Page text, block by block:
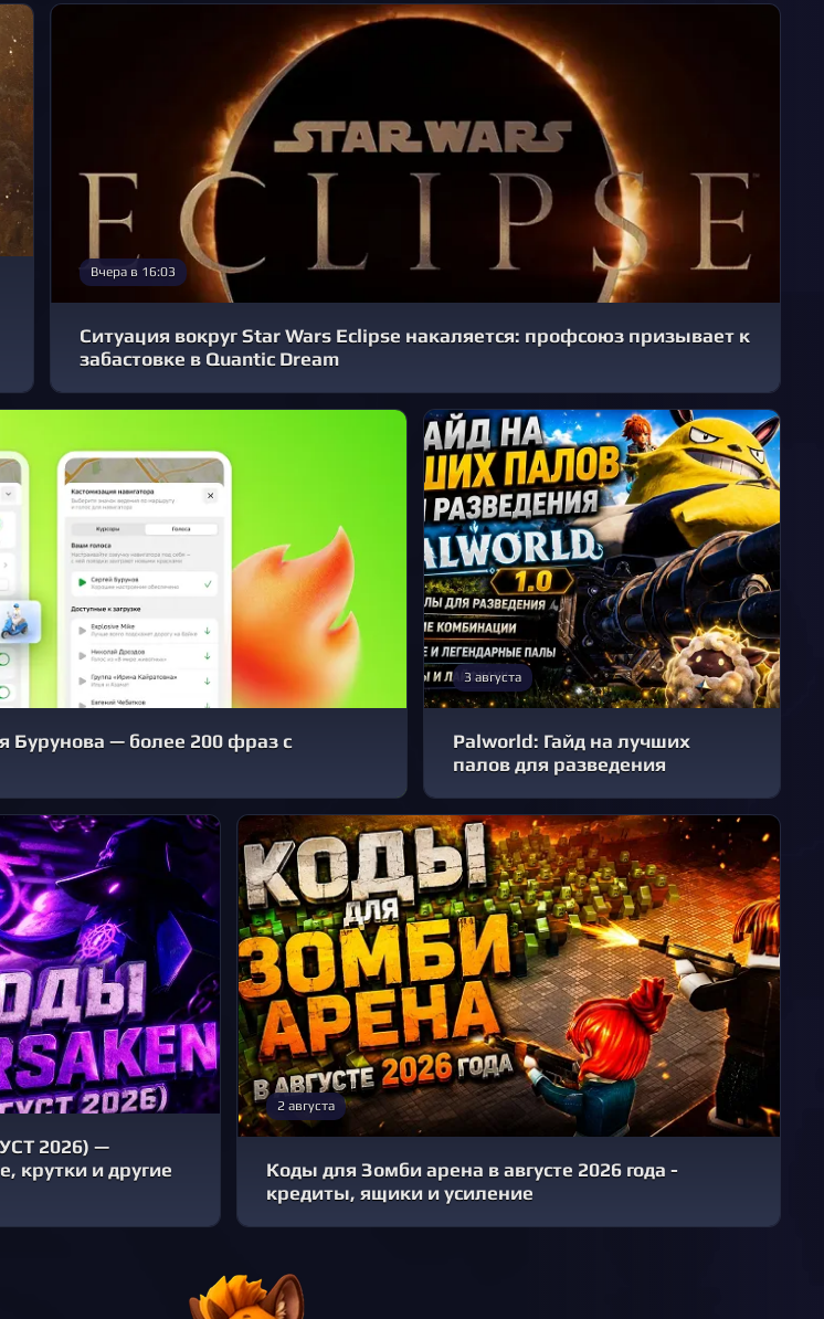
Вчера в 16:03
Ситуация вокруг Star Wars Eclipse накаляется: профсоюз призывает к
забастовке в Quantic Dream
Бурунова — более 200 фраз с
3 августа
Palworld: Гайд на лучших
палов для разведения
2026) —
крутки и другие
2 августа
Коды для Зомби арена в августе 2026 года -
кредиты, ящики и усиление